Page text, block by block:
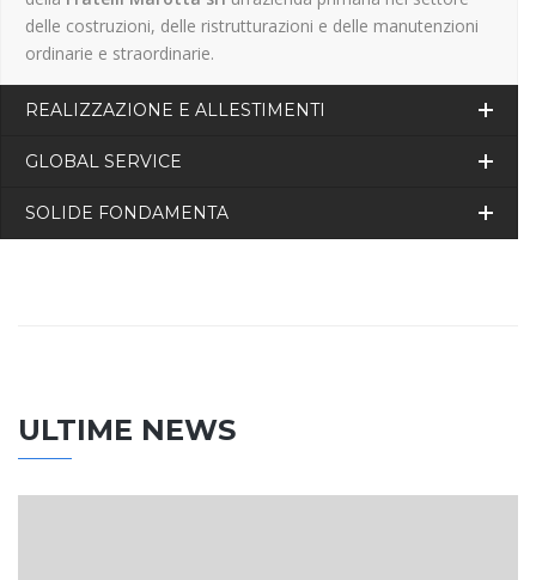
delle costruzioni, delle ristrutturazioni e delle manutenzioni
ordinarie e straordinarie.
REALIZZAZIONE E ALLESTIMENTI
GLOBAL SERVICE
SOLIDE FONDAMENTA
ULTIME NEWS